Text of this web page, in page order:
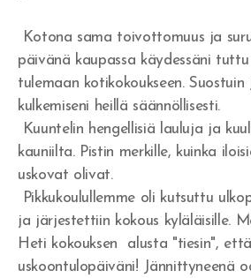
Kotona sama toivottomuus ja
päivänä kaupassa käydessäni
tulemaan kotikokoukseen.
kulkemiseni heillä säännöllisesti.
Kuuntelin hengellisiä lauluja ja
kauniilta. Pistin merkille, kuinka
uskovat olivat.
Pikkukoulullemme oli kutsuttu
ja järjestettiin kokous kyläläisille.
Heti kokouksen alusta "tiesin",
uskoontulopäiväni! Jännittyneenä
Itsensä hyväksyminen
Tuomitseminen
Iankaikkisia siunauksia
Viisauden ja tiedon viettelys
Yritänkö pelastaa itseni?